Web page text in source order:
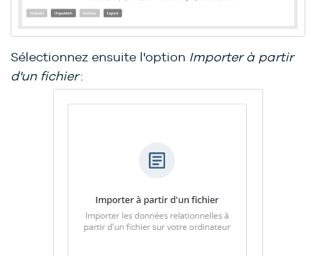
Sélectionnez ensuite l'option Importer à partir
d'un fichier: